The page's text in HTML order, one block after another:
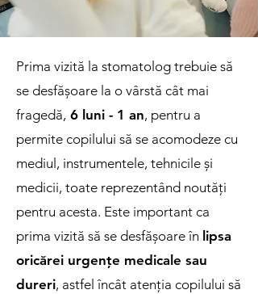
Prima vizită la stomatolog trebuie să
se desfășoare la o vârstă cât mai
fragedă, 6 luni - 1 an, pentru a
permite copilului să se acomodeze cu
mediul, instrumentele, tehnicile și
medicii, toate reprezentând noutăți
pentru acesta. Este important ca
prima vizită să se desfășoare în lipsa
oricărei urgențe medicale sau
dureri, astfel încât atenția copilului să